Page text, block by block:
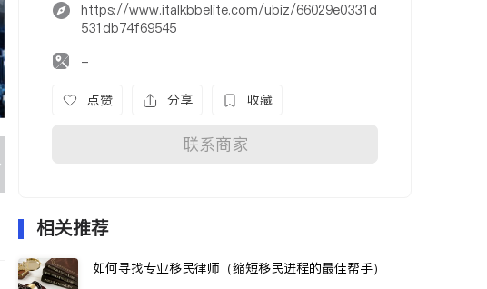
https://www.italkbbelite.com/ubiz/66029e0331d
531db74f69545
-
点赞 分享 收藏
联系商家
相关推荐
如何寻找专业移民律师（缩短移民进程的最佳帮手）